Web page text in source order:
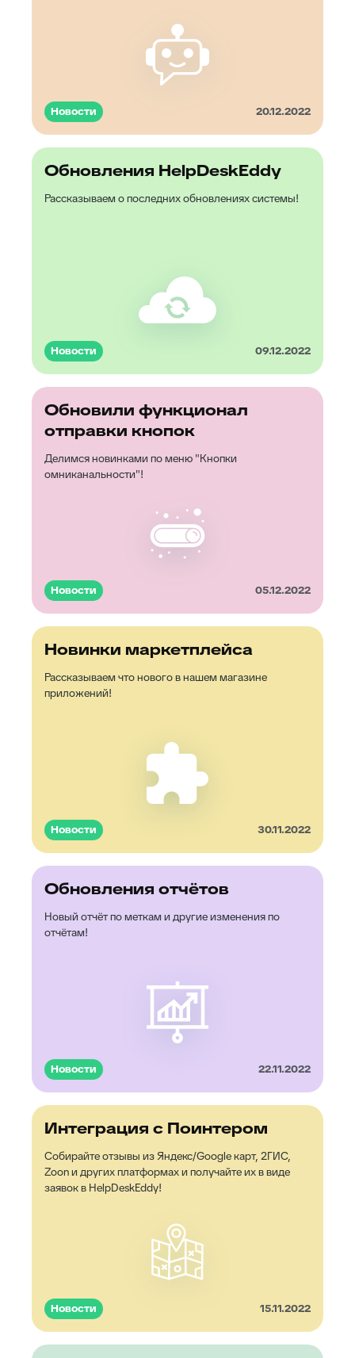
Новости 20.12.2022
Обновления HelpDeskEddy
Рассказываем о последних обновлениях системы!
Новости 09.12.2022
Обновили функционал
отправки кнопок
Делимся новинками по меню "Кнопки
омниканальности"!
Новости 05.12.2022
Новинки маркетплейса
Рассказываем что нового в нашем магазине
приложений!
Новости 30.11.2022
Обновления отчётов
Новый отчёт по меткам и другие изменения по
отчётам!
Новости 22.11.2022
Интеграция с Поинтером
Собирайте отзывы из Яндекс/Google карт, 2ГИС,
Zoon и других платформах и получайте их в виде
заявок в HelpDeskEddy!
Новости 15.11.2022